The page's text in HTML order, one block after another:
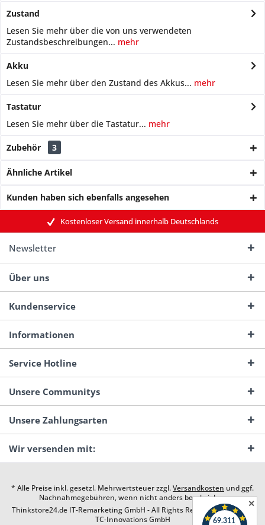
Zustand
Lesen Sie mehr über die von uns verwendeten
Zustandsbeschreibungen... mehr
Akku
Lesen Sie mehr über den Zustand des Akkus... mehr
Tastatur
Lesen Sie mehr über die Tastatur... mehr
Zubehör 3
Ähnliche Artikel
Kunden haben sich ebenfalls angesehen
Kostenloser Versand innerhalb Deutschlands
Newsletter
Über uns
Kundenservice
Informationen
Service Hotline
Unsere Communitys
Unsere Zahlungsarten
Wir versenden mit:
* Alle Preise inkl. gesetzl. Mehrwertsteuer zzgl.Versandkosten und ggf.
Nachnahmegebühren, wenn nicht anders beschrieben
Thinkstore24.de IT-Remarketing GmbH - All Rights Reserved. Design by
TC-Innovations GmbH
✕